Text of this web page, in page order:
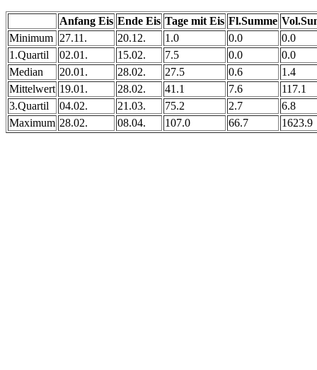
Anfang Eis Ende Eis Tage mit Eis Fl.Summe
Minimum 27.11. 20.12. 1.0 0.0
0.0
1.Quartil
02.01. 15.02. 7.5 0.0
0.0
Median
20.01. 28.02. 27.5 0.6
1.4
Mittelwert 19.01. 28.02. 41.1 7.6
117.1
3.Quartil
04.02. 21.03. 75.2 2.7
6.8
Maximum 28.02. 08.04. 107.0 66.7 1623.9